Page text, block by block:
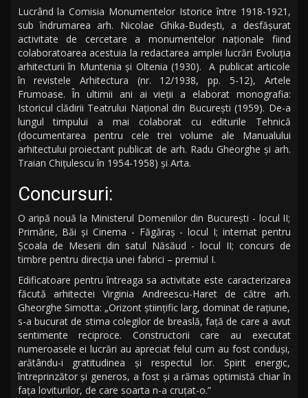
Lucrând la Comisia Monumentelor Istorice între 1918-1921,
sub îndrumarea arh. Nicolae Ghika-Budești, a desfăşurat
activitate de cercetare a monumentelor naţionale fiind
colaboratoarea acestuia la redactarea amplei lucrări Evoluţia
arhitecturii în Muntenia şi Oltenia (1930). A publicat articole
în revistele Arhitectura (nr. 12/1938, pp. 5-12), Artele
Frumoase. În ultimii ani ai vieţii a elaborat monografia:
Istoricul clădirii Teatrului Naţional din București (1959). De-a
lungul timpului a mai colaborat cu editurile Tehnică
(documentarea pentru cele trei volume ale Manualului
arhitectului proiectant publicat de arh. Radu Gheorghe şi arh.
Traian Chiţulescu în 1954-1958) şi Arta.
Concursuri:
O aripă nouă la Ministerul Domeniilor din București - locul II;
Primărie, Băi şi Cinema - Făgăraș - locul I; internat pentru
Școala de Meserii din satul Năsăud - locul II; concurs de
timbre pentru direcţia unei fabrici – premiul I.
Edificatoare pentru întreaga sa activitate este caracterizarea
făcută arhitectei Virginia Andreescu-Haret de către arh.
Gheorghe Simotta: „Orizont ştiinţific larg, dominat de raţiune,
s-a bucurat de stima colegilor de breaslă, faţă de care a avut
sentimente reciproce. Constructorii care au executat
numeroasele ei lucrări au apreciat felul cum au fost conduşi,
arătându-i gratitudinea şi respectul lor. Spirit energic,
întreprinzător şi generos, a fost şi a rămas optimistă chiar în
faţa loviturilor, de care soarta n-a cruţat-o.”